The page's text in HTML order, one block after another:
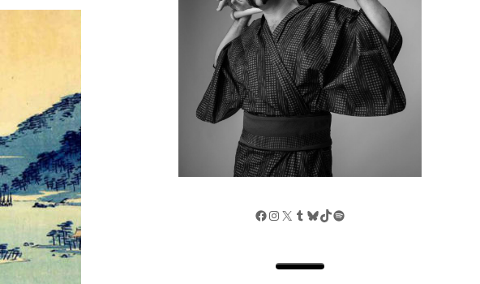
Facebook
Instagram
X Tumblr
Bluesky
TikTokSpotify